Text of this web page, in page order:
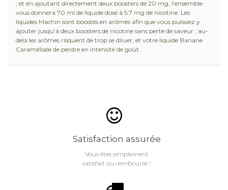
; et en ajoutant directement deux boosters de 20 mg, l'ensemble
vous donnera 70 ml de liquide dosé à 5.7 mg de nicotine. Les
liquides Machin sont boostés en arômes afin que vous puissiez y
ajouter jusqu'à deux boosters de nicotine sans perte de saveur ; au-
delà les arômes risquent de trop se diluer, et votre liquide Banane
Caramélisée de perdre en intensité de goût.
Satisfaction assurée
Vous êtes simplement
satisfait ou remboursé !